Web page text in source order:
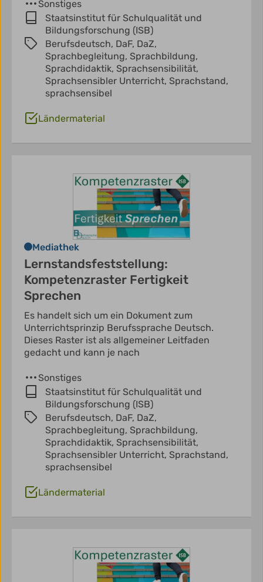
Sonstiges
Staatsinstitut für Schulqualität und
Bildungsforschung (ISB)
Berufsdeutsch, DaF, DaZ,
Sprachbegleitung, Sprachbildung,
Sprachdidaktik, Sprachsensibilität,
Sprachsensibler Unterricht, Sprachstand,
sprachsensibel
Ländermaterial
Mediathek
Lernstandsfeststellung:
Kompetenzraster Fertigkeit
Sprechen
Es handelt sich um ein Dokument zum
Unterrichtsprinzip Berufssprache Deutsch.
Dieses Raster ist als allgemeiner Leitfaden
gedacht und kann je nach
Sonstiges
Staatsinstitut für Schulqualität und
Bildungsforschung (ISB)
Berufsdeutsch, DaF, DaZ,
Sprachbegleitung, Sprachbildung,
Sprachdidaktik, Sprachsensibilität,
Sprachsensibler Unterricht, Sprachstand,
sprachsensibel
Ländermaterial